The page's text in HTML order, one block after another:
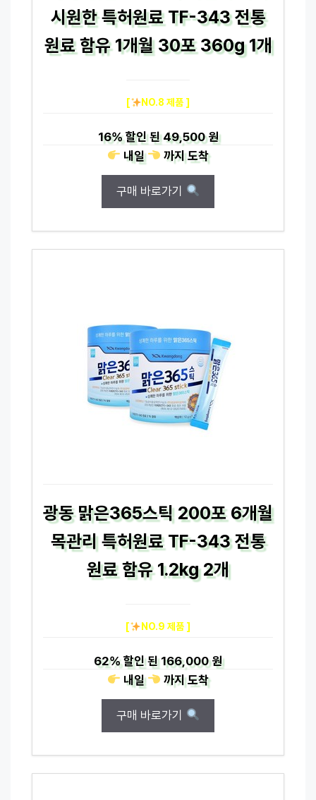
시원한 특허원료 TF-343 전통
원료 함유 1개월 30포 360g 1개
[ NO.8 제품 ]
16%할인 된49,500 원
내일
까지도착
구매 바로가기
광동 맑은365스틱 200포 6개월
목관리 특허원료 TF-343 전통
원료 함유 1.2kg 2개
[ NO.9 제품 ]
62%할인 된166,000 원
내일
까지도착
구매 바로가기